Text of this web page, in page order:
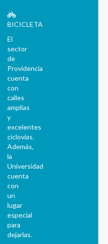
BICICLETA
El
sector
de
Providencia
cuenta
con
calles
amplias
y
excelentes
ciclovías.
Además,
la
Universidad
cuenta
con
un
lugar
especial
para
dejarlas.